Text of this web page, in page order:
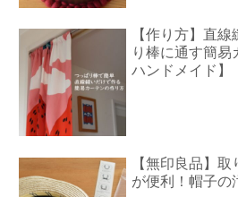
【作り方】直
り棒に通す簡易
ハンドメイド】
【無印良品】
が便利！帽子の